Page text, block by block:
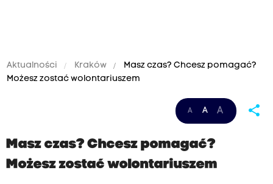
Aktualności Kraków
Masz czas? Chcesz pomagać?
Możesz zostać wolontariuszem
A A A share
Masz czas? Chcesz pomagać?
Możesz zostać wolontariuszem
a
s